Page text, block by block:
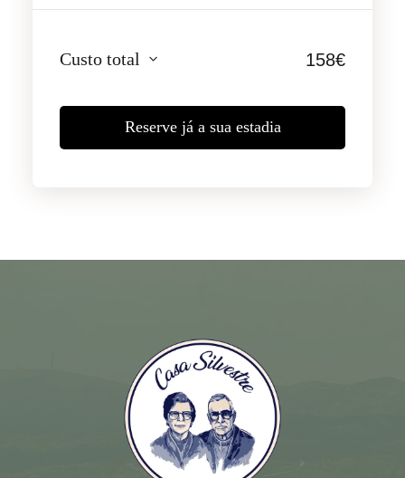
Custo total 158€
Reserve já a sua estadia